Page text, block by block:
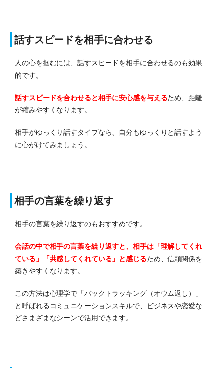
話すスピードを相手に合わせる
人の心を掴むには、話すスピードを相手に合わせるのも効果
的です。
話すスピードを合わせると相手に安心感を与えるため、距離
が縮みやすくなります。
相手がゆっくり話すタイプなら、自分もゆっくりと話すよう
に心がけてみましょう。
相手の言葉を繰り返す
相手の言葉を繰り返すのもおすすめです。
会話の中で相手の言葉を繰り返すと、相手は「理解してくれ
ている」「共感してくれている」と感じるため、信頼関係を
築きやすくなります。
この方法は心理学で「バックトラッキング（オウム返し）」
と呼ばれるコミュニケーションスキルで、ビジネスや恋愛な
どさまざまなシーンで活用できます。